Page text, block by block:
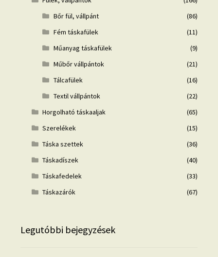
Bőr fül, vállpánt
(86)
Fém táskafülek
(11)
Műanyag táskafülek
(9)
Műbőr vállpántok
(21)
Tálcafülek
(16)
Textil vállpántok
(22)
Horgolható táskaaljak
(65)
Szerelékek
(15)
Táska szettek
(36)
Táskadíszek
(40)
Táskafedelek
(33)
Táskazárók
(67)
Legutóbbi bejegyzések